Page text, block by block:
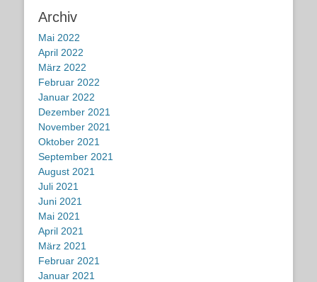
Archiv
Mai 2022
April 2022
März 2022
Februar 2022
Januar 2022
Dezember 2021
November 2021
Oktober 2021
September 2021
August 2021
Juli 2021
Juni 2021
Mai 2021
April 2021
März 2021
Februar 2021
Januar 2021